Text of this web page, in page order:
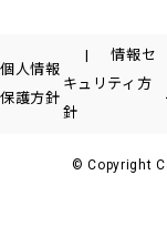
個人情報
保護方針
情報セ
キュリティ方
針
© Copyright